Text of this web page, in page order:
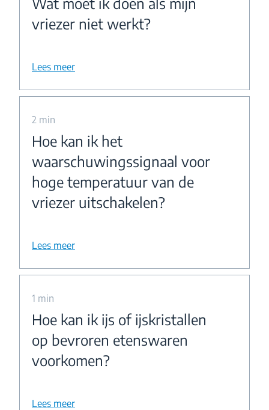
vriezer niet werkt?
Lees meer
2 min
Hoe kan ik het
waarschuwingssignaal voor
hoge temperatuur van de
vriezer uitschakelen?
Lees meer
1 min
Hoe kan ik ijs of ijskristallen
op bevroren etenswaren
voorkomen?
Lees meer